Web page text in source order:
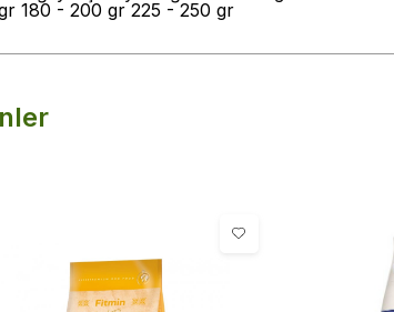
180 - 200 gr 225 - 250 gr